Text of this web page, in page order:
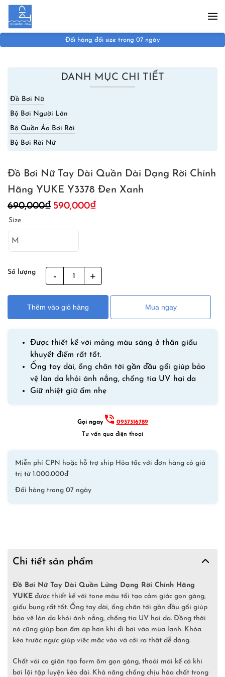
Skip to main content
Đổi hàng đổi size trong 07 ngày
DANH MỤC CHI TIẾT
Đồ Bơi Nữ
Bộ Bơi Người Lớn
Bộ Quần Áo Bơi Rời
Bộ Bơi Rời Nữ
Đồ Bơi Nữ Tay Dài Quần Dài Dạng Rời Chính
Hãng YUKE Y3378 Đen Xanh
690,000₫ Giá
590,000₫Giá
Size
Số lượng
Bơi
Nữ
Tay
Dài
Dài
Dạng
Rời
Chính
Hãng
lượng
Thêm vào giỏ hàng Mua ngay
Được thiết kế với mảng màu sáng ở thân giấu
khuyết điểm rất tốt.
Ống tay dài, ống chân tới gần đầu gối giúp bảo
vệ làn da khỏi ánh nắng, chống tia UV hại da
Giữ nhiệt giữ ấm nhẹ
Gọi ngay
0937316789
Tư vấn qua điện thoại
Miễn phí CPN hoặc hỗ trợ ship Hỏa tốc với đơn hàng có giá
trị từ 1.000.000đ
Đổi hàng trong 07 ngày
Chi tiết sản phẩm
Đồ Bơi Nữ Tay Dài Quần Lửng Dạng Rời Chính Hãng
YUKE được thiết kế với tone màu tối tạo cảm giác gọn gàng,
giấu bụng rất tốt. Ống tay dài, ống chân tới gần đầu gối giúp
bảo vệ làn da khỏi ánh nắng, chống tia UV hại da. Đồng thời
nó cũng giúp bạn ấm áp hơn khi đi bơi vào mùa lạnh. Khóa
kéo trước ngực giúp việc mặc vào và cởi ra thật dễ dàng.
Chất vải co giãn tạo form ôm gọn gàng, thoải mái kể cả khi
bơi lội tập luyện kéo dài. Khả năng chống chịu hóa chất trong